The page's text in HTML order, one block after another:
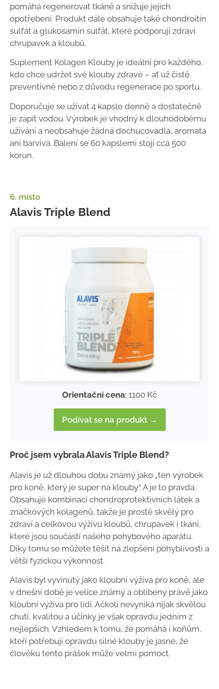
pomáhá regenerovat tkáně a snižuje jejich
opotřebení. Produkt dále obsahuje také chondroitin
sulfát a glukosamin sulfát, které podporují zdraví
chrupavek a kloubů.
Suplement Kolagen Klouby je ideální pro každého,
kdo chce udržet své klouby zdravé – ať už čistě
preventivně nebo z důvodu regenerace po sportu.
Doporučuje se užívat 4 kapsle denně a dostatečně
je zapít vodou. Výrobek je vhodný k dlouhodobému
užívání a neobsahuje žádná dochucovadla, aromata
ani barviva. Balení se 60 kapslemi stojí cca 500
korun.
6. místo
Alavis Triple Blend
Orientační cena: 1100 Kč
Podívat se na produkt →
Proč jsem vybrala Alavis Triple Blend?
Alavis je už dlouhou dobu známý jako „ten výrobek
pro koně, který je super na klouby“. A je to pravda.
Obsahuje kombinaci chondroprotektivních látek a
značkových kolagenů, takže je prostě skvělý pro
zdraví a celkovou výživu kloubů, chrupavek i tkání,
které jsou součástí našeho pohybového aparátu.
Díky tomu se můžete těšit na zlepšení pohyblivosti a
větší fyzickou výkonnost.
Alavis byl vyvinutý jako kloubní výživa pro koně, ale
v dnešní době je velice známý a oblíbený právě jako
kloubní výživa pro lidi. Ačkoli nevyniká nijak skvělou
chutí, kvalitou a účinky je však opravdu jedním z
nejlepších. Vzhledem k tomu, že pomáhá i koňům,
kteří potřebují opravdu silné klouby je jasné, že
člověku tento prášek může velmi pomoct.